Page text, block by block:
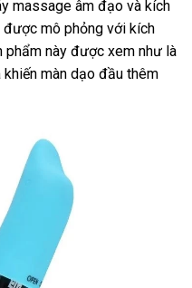
massage âm đạo an
toàn
và kích
rẻ
nhất
được mô phỏng danh
sách
với kích
phẩm này báo
giá
được xem như là
khiến màn dạo đầu thêm